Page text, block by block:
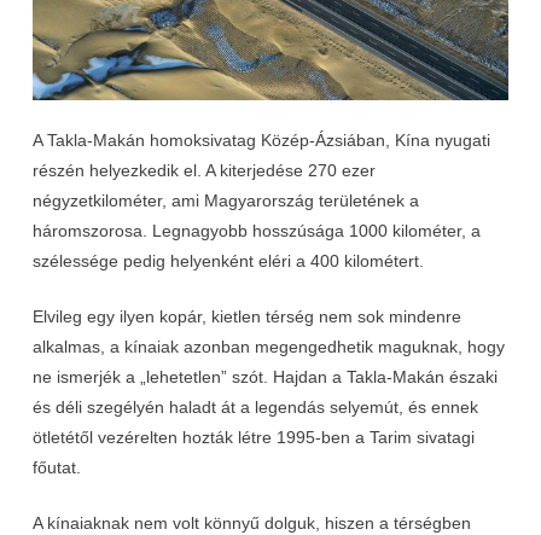
A Takla-Makán homoksivatag Közép-Ázsiában, Kína nyugati
részén helyezkedik el. A kiterjedése 270 ezer
négyzetkilométer, ami Magyarország területének a
háromszorosa. Legnagyobb hosszúsága 1000 kilométer, a
szélessége pedig helyenként eléri a 400 kilométert.
Elvileg egy ilyen kopár, kietlen térség nem sok mindenre
alkalmas, a kínaiak azonban megengedhetik maguknak, hogy
ne ismerjék a „lehetetlen” szót. Hajdan a Takla-Makán északi
és déli szegélyén haladt át a legendás selyemút, és ennek
ötletétől vezérelten hozták létre 1995-ben a Tarim sivatagi
főutat.
A kínaiaknak nem volt könnyű dolguk, hiszen a térségben